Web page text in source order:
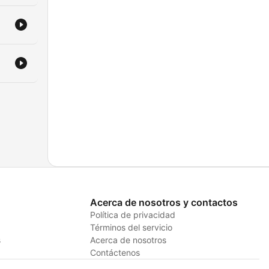
Acerca de nosotros y contactos
Política de privacidad
Términos del servicio
Acerca de nosotros
Contáctenos